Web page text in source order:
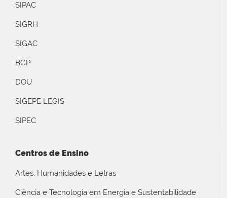
SIPAC
SIGRH
SIGAC
BGP
DOU
SIGEPE LEGIS
SIPEC
Centros de Ensino
Artes, Humanidades e Letras
Ciência e Tecnologia em Energia e Sustentabilidade